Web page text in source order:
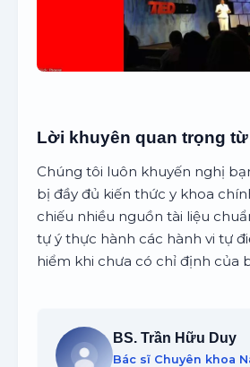
Lời khuyên quan trọng
Chúng tôi luôn khuyến nghị
bị đầy đủ kiến thức y khoa
chiếu nhiều nguồn tài liệu
tự ý thực hành các hành vi tự
hiểm khi chưa có chỉ định của
BS. Trần Hữu Duy
Bác sĩ Chuyên khoa